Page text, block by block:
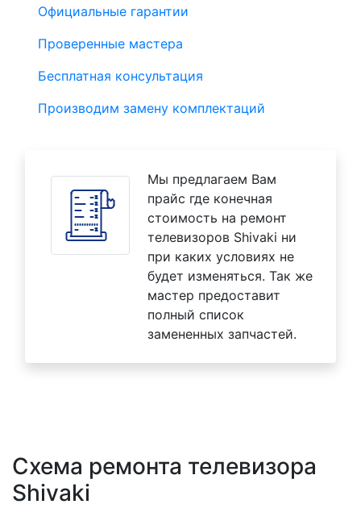
Официальные гарантии
Проверенные мастера
Бесплатная консультация
Производим замену комплектаций
Мы предлагаем Вам
прайс где конечная
стоимость на ремонт
телевизоров Shivaki ни
при каких условиях не
будет изменяться. Так же
мастер предоставит
полный список
замененных запчастей.
Схема ремонта телевизора
Shivaki